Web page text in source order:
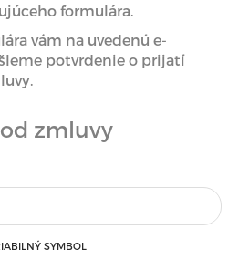
formulára.
vám na uvedenú e-
potvrdenie o prijatí
zmluvy
SYMBOL